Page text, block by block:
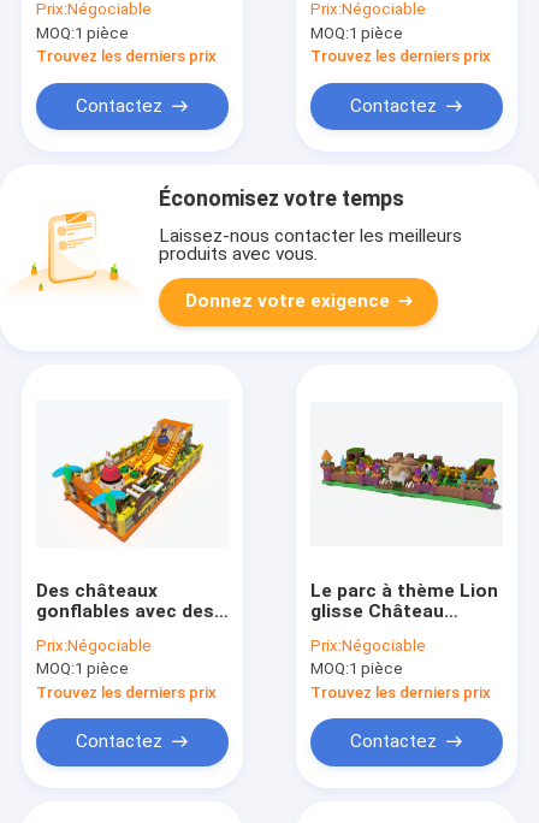
personnalisés avec
des jeux
Prix:Négociable
MOQ:1 pièce
Trouvez les derniers prix
Contactez
avec couleur multi
Prix:Négociable
MOQ:1 pièce
Trouvez les derniers prix
Contactez
Économisez votre temps
Laissez-nous contacter les meilleurs
produits avec vous.
Donnez votre exigence
Des châteaux
gonflables avec des
Prix:Négociable
MOQ:1 pièce
Trouvez les derniers prix
Contactez
Le parc à thème Lion
glisse Château
enfants
Prix:Négociable
MOQ:1 pièce
Trouvez les derniers prix
Contactez